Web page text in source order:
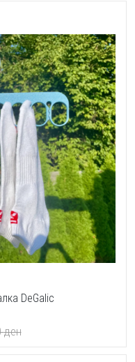
DeGalic
ден